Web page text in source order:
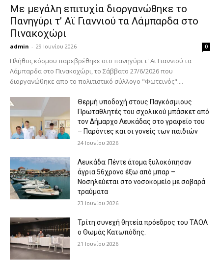
Με μεγάλη επιτυχία διοργανώθηκε το
Πανηγύρι τ’ Αϊ Γιαννιού τα Λάμπαρδα στο
Πινακοχώρι
admin - 29 Ιουνίου 2026 0
Πλήθος κόσμου παρεβρέθηκε στο πανηγύρι τ' Αϊ Γιαννιού τα
Λάμπαρδα στο Πινακοχώρι, το Σάββατο 27/6/2026 που
διοργανώθηκε απο το πολιτιστικό σύλλογο "Φωτεινός"....
Θερμή υποδοχή στους Παγκόσμιους
Πρωταθλητές του σχολικού μπάσκετ από
τον Δήμαρχο Λευκάδας στο γραφείο του
– Παρόντες και οι γονείς των παιδιών
24 Ιουνίου 2026
Λευκάδα: Πέντε άτομα ξυλοκόπησαν
άγρια 56χρονο έξω από μπαρ –
Νοσηλεύεται στο νοσοκομείο με σοβαρά
τραύματα
23 Ιουνίου 2026
Τρίτη συνεχή θητεία πρόεδρος του ΤΑΟΛ
ο Θωμάς Κατωπόδης.
21 Ιουνίου 2026